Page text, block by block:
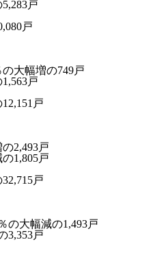
戸
戸
大幅増の749戸
戸
戸
2,493戸
1,805戸
戸
の大幅減の1,493戸
3,353戸